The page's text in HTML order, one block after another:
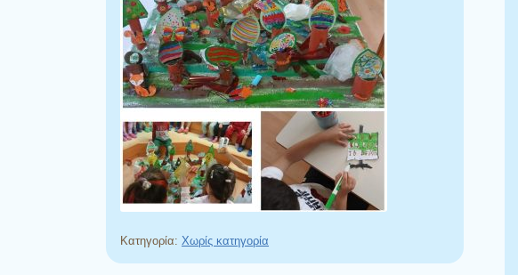
Κατηγορία: Χωρίς κατηγορία